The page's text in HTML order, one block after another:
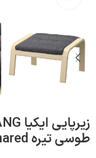
طوسی تیره Gunnared